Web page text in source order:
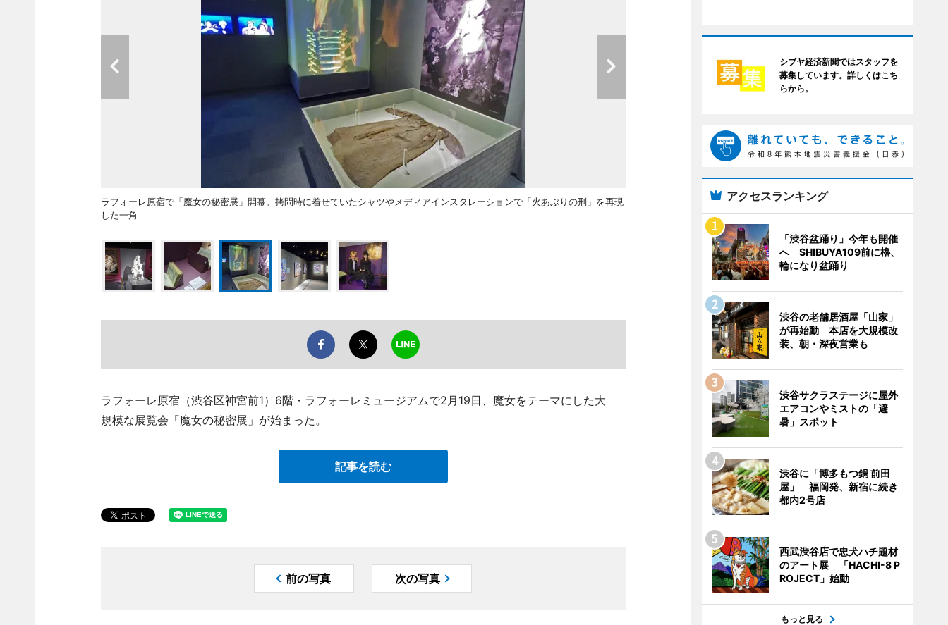
ラフォーレ原宿で「魔女の秘密展」開幕。拷問時に着せていたシャツやメディアインスタレーションで「火あぶりの刑」を再現
した一角
ラフォーレ原宿（渋谷区神宮前1）6階・ラフォーレミュージアムで2月19日、魔女をテーマにした大
規模な展覧会「魔女の秘密展」が始まった。
記事を読む
前の写真 次の写真
シブヤ経済新聞ではスタッフを
募集しています。詳しくはこち
らから。
アクセスランキング
「渋谷盆踊り」今年も開催
へ SHIBUYA109前に櫓、
輪になり盆踊り
渋谷の老舗居酒屋「山家」
が再始動 本店を大規模改
装、朝・深夜営業も
渋谷サクラステージに屋外
エアコンやミストの「避
暑」スポット
渋谷に「博多もつ鍋 前田
屋」 福岡発、新宿に続き
都内2号店
西武渋谷店で忠犬ハチ題材
のアート展 「HACHI-8 P
ROJECT」始動
もっと見る